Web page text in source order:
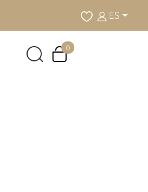
ES
0